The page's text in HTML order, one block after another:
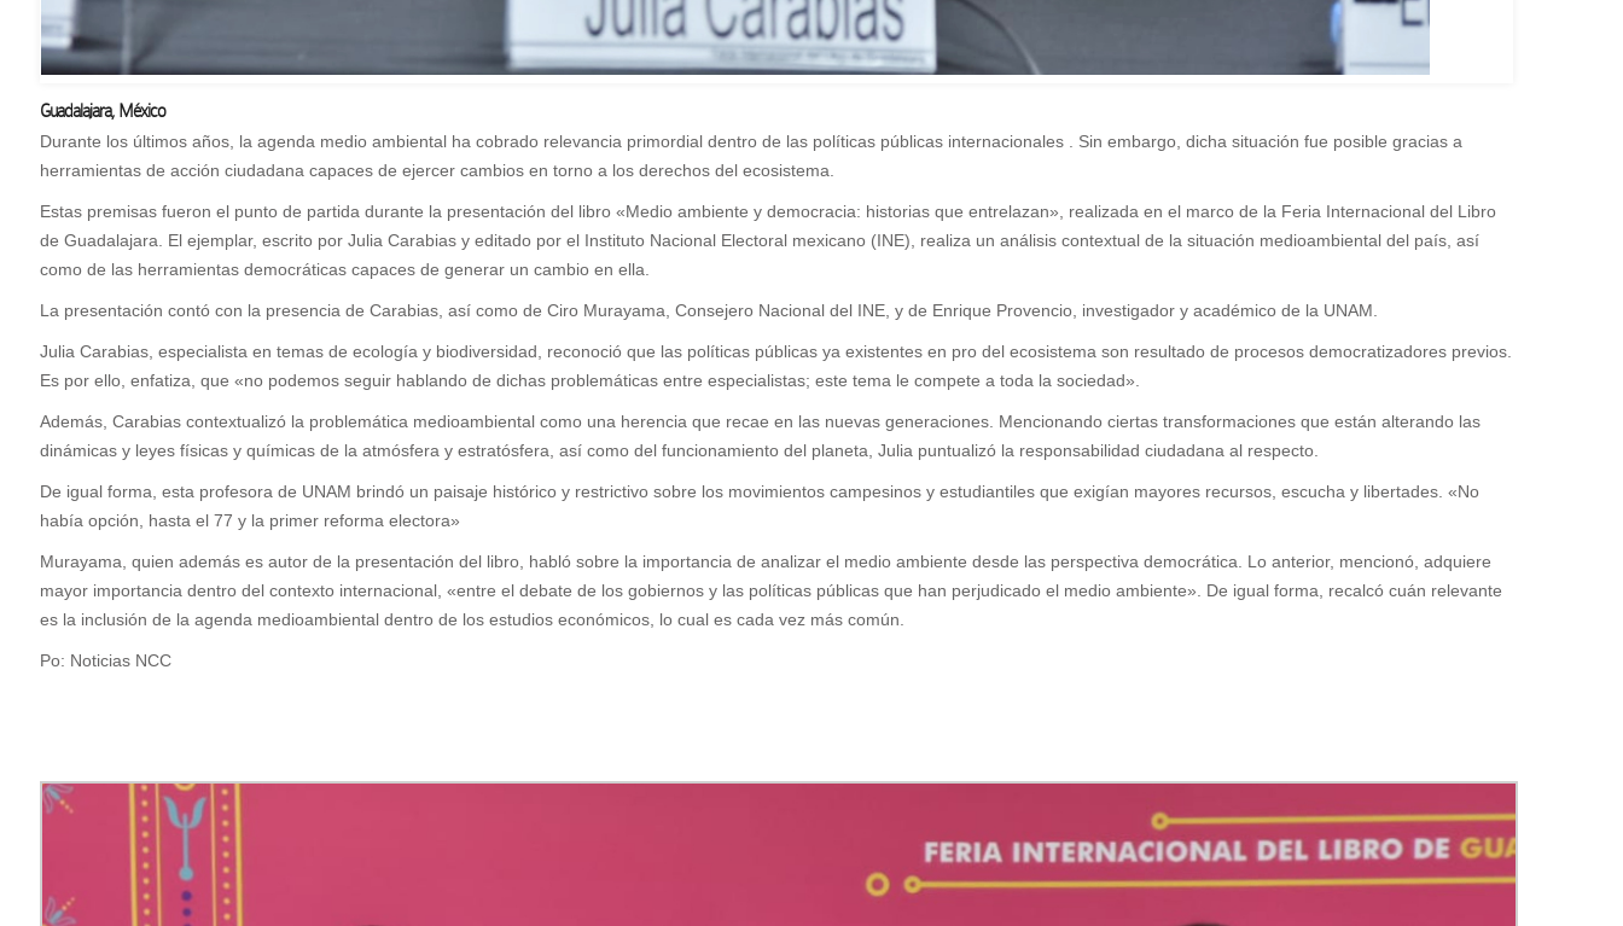
Guadalajara, México
Durante los últimos años, la agenda medio ambiental ha cobrado relevancia primordial dentro de las políticas públicas internacionales . Sin embargo, dicha situación fue posible gracias a
herramientas de acción ciudadana capaces de ejercer cambios en torno a los derechos del ecosistema.
Estas premisas fueron el punto de partida durante la presentación del libro «Medio ambiente y democracia: historias que entrelazan», realizada en el marco de la Feria Internacional del Libro
de Guadalajara. El ejemplar, escrito por Julia Carabias y editado por el Instituto Nacional Electoral mexicano (INE), realiza un análisis contextual de la situación medioambiental del país, así
como de las herramientas democráticas capaces de generar un cambio en ella.
La presentación contó con la presencia de Carabias, así como de Ciro Murayama, Consejero Nacional del INE, y de Enrique Provencio, investigador y académico de la UNAM.
Julia Carabias, especialista en temas de ecología y biodiversidad, reconoció que las políticas públicas ya existentes en pro del ecosistema son resultado de procesos democratizadores previos.
Es por ello, enfatiza, que «no podemos seguir hablando de dichas problemáticas entre especialistas; este tema le compete a toda la sociedad».
Además, Carabias contextualizó la problemática medioambiental como una herencia que recae en las nuevas generaciones. Mencionando ciertas transformaciones que están alterando las
dinámicas y leyes físicas y químicas de la atmósfera y estratósfera, así como del funcionamiento del planeta, Julia puntualizó la responsabilidad ciudadana al respecto.
De igual forma, esta profesora de UNAM brindó un paisaje histórico y restrictivo sobre los movimientos campesinos y estudiantiles que exigían mayores recursos, escucha y libertades. «No
había opción, hasta el 77 y la primer reforma electora»
Murayama, quien además es autor de la presentación del libro, habló sobre la importancia de analizar el medio ambiente desde las perspectiva democrática. Lo anterior, mencionó, adquiere
mayor importancia dentro del contexto internacional, «entre el debate de los gobiernos y las políticas públicas que han perjudicado el medio ambiente». De igual forma, recalcó cuán relevante
es la inclusión de la agenda medioambiental dentro de los estudios económicos, lo cual es cada vez más común.
Po: Noticias NCC